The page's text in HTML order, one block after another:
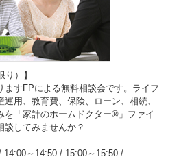
り）】
ますFPによる無料相談会です。ライフ
用、教育費、保険、ローン、相続、
を「家計のホームドクター®」ファイ
談してみませんか？
14:00～14:50 / 15:00～15:50 /